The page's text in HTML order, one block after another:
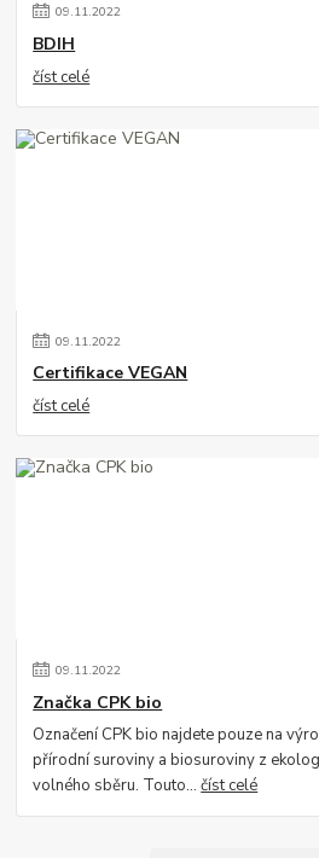
09.11.2022
BDIH
číst celé
09.11.2022
Certifikace VEGAN
číst celé
09.11.2022
Značka CPK bio
Označení CPK bio najdete pouze na
přírodní suroviny a biosuroviny z
volného sběru. Touto...číst celé